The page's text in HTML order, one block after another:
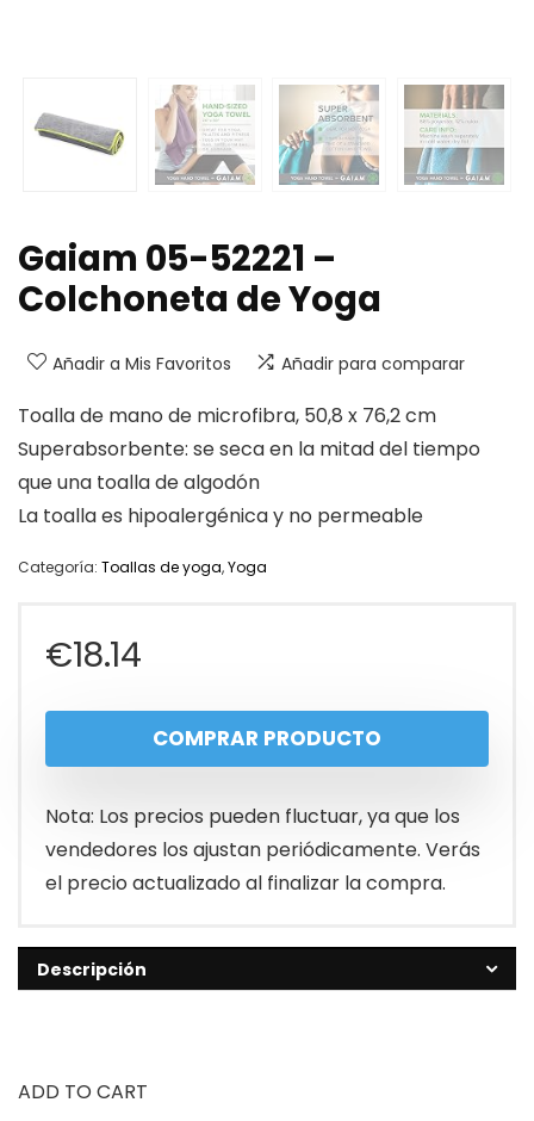
Gaiam 05-52221 –
Colchoneta de Yoga
Añadir a Mis Favoritos Añadir para comparar
Toalla de mano de microfibra, 50,8 x 76,2 cm
Superabsorbente: se seca en la mitad del tiempo
que una toalla de algodón
La toalla es hipoalergénica y no permeable
Categoría: Toallas de yoga,Yoga
€18.14
COMPRAR PRODUCTO
Nota: Los precios pueden fluctuar, ya que los
vendedores los ajustan periódicamente. Verás
el precio actualizado al finalizar la compra.
Descripción
ADD TO CART